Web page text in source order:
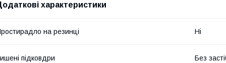
характеристики
на резинці Ні
підковдри Без